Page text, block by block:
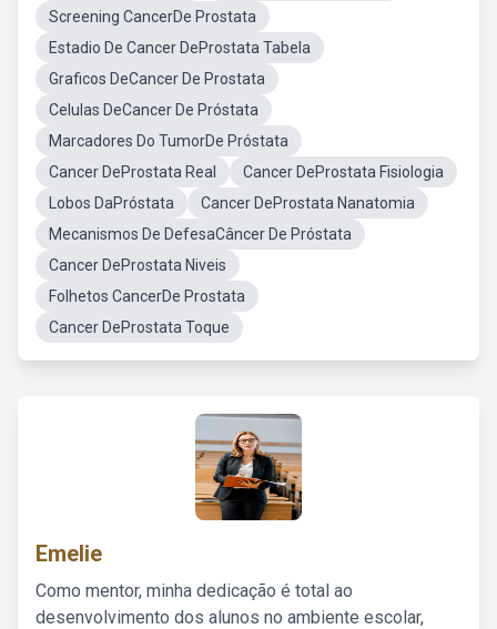
Screening CancerDe Prostata
Estadio De Cancer DeProstata Tabela
Graficos DeCancer De Prostata
Celulas DeCancer De Próstata
Marcadores Do TumorDe Próstata
Cancer DeProstata Real
Cancer DeProstata Fisiologia
Lobos DaPróstata
Cancer DeProstata Nanatomia
Mecanismos De DefesaCâncer De Próstata
Cancer DeProstata Niveis
Folhetos CancerDe Prostata
Cancer DeProstata Toque
Emelie
Como mentor, minha dedicação é total ao
desenvolvimento dos alunos no ambiente escolar,